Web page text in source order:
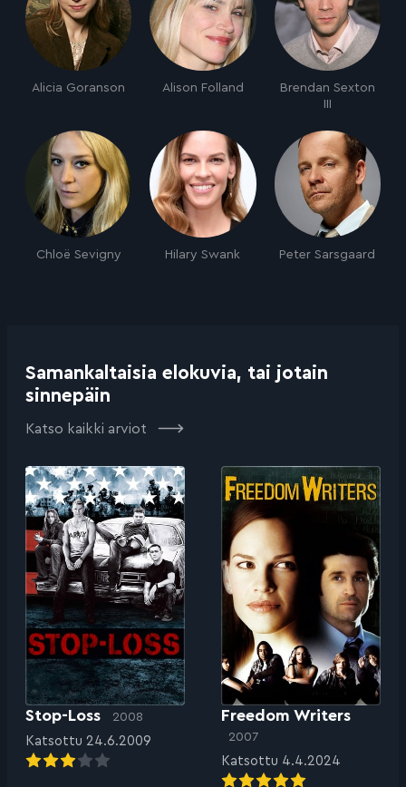
Alicia Goranson Alison Folland
Brendan Sexton
Chloë Sevigny Hilary Swank Peter Sarsgaard
Samankaltaisia elokuvia, tai jotain
sinnepäin
Katso kaikki arviot
Stop-Loss 2008
Katsottu 24.6.2009
Freedom Writers
2007
Katsottu 4.4.2024